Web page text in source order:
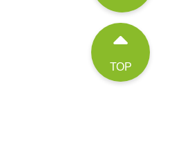
TOP